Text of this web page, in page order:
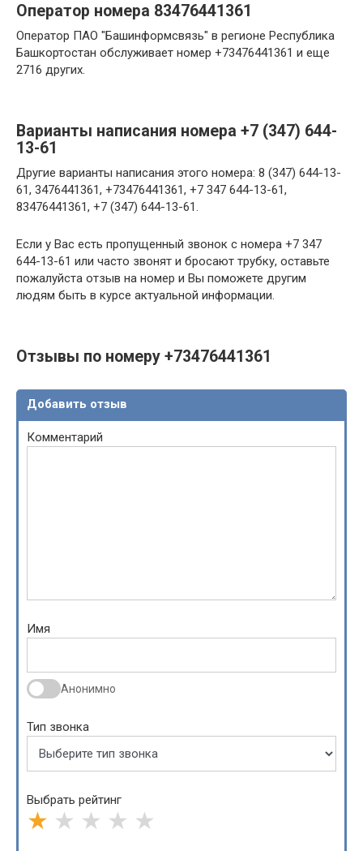
Оператор номера 83476441361
Оператор ПАО "Башинформсвязь" в регионе Республика
Башкортостан обслуживает номер +73476441361 и еще
2716 других.
Варианты написания номера +7 (347) 644-
13-61
Другие варианты написания этого номера: 8 (347) 644-13-
61, 3476441361, +73476441361, +7 347 644-13-61,
83476441361, +7 (347) 644-13-61.
Если у Вас есть пропущенный звонок с номера +7 347
644-13-61 или часто звонят и бросают трубку, оставьте
пожалуйста отзыв на номер и Вы поможете другим
людям быть в курсе актуальной информации.
Отзывы по номеру +73476441361
Добавить отзыв
Комментарий
Имя
Анонимно
Тип звонка
Выбрать рейтинг
★ ★ ★ ★ ★